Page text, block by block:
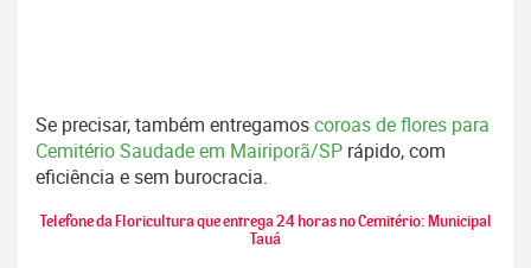
Se precisar, também entregamoscoroas de flores para
Cemitério Saudade em Mairiporã/SP rápido, com
eficiência e sem burocracia.
Telefone da Floricultura que entrega 24 horas no Cemitério: Municipal
Tauá